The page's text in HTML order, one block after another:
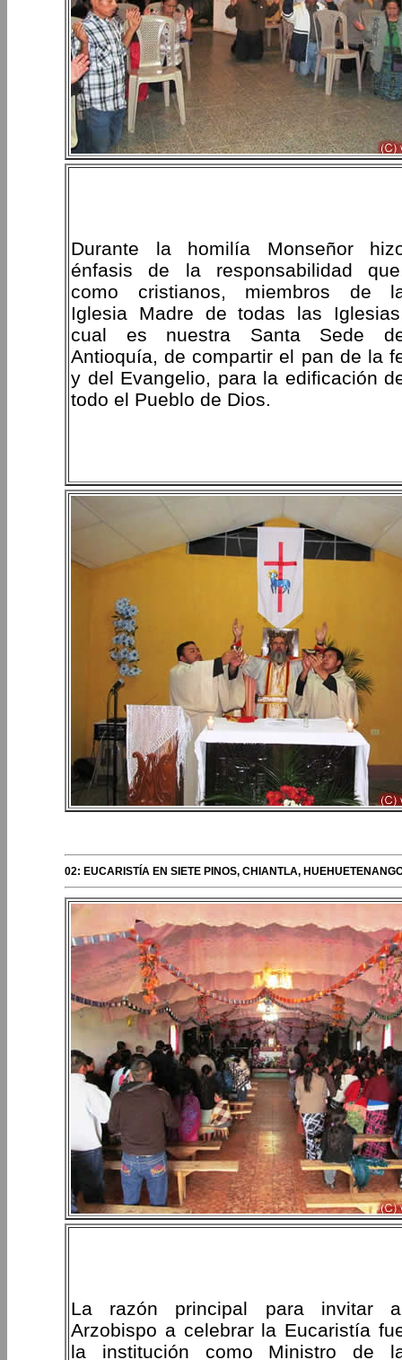
Durante la homilía Monseñor
énfasis de la responsabilidad
como cristianos, miembros de
Iglesia Madre de todas las
cual es nuestra Santa Sede
Antioquía, de compartir el pan de la
y del Evangelio, para la edificación
todo el Pueblo de Dios.
02: EUCARISTÍA EN SIETE PINOS, CHIANTLA,
La razón principal para invitar
Arzobispo a celebrar la Eucaristía
la institución como Ministro de